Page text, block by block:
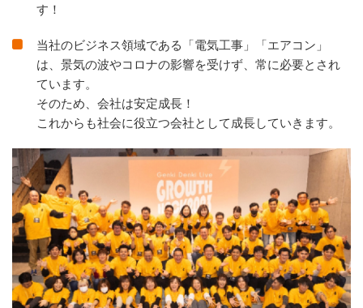
す！
当社のビジネス領域である「電気工事」「エアコン」
は、景気の波やコロナの影響を受けず、常に必要とされ
ています。
そのため、会社は安定成長！
これからも社会に役立つ会社として成長していきます。